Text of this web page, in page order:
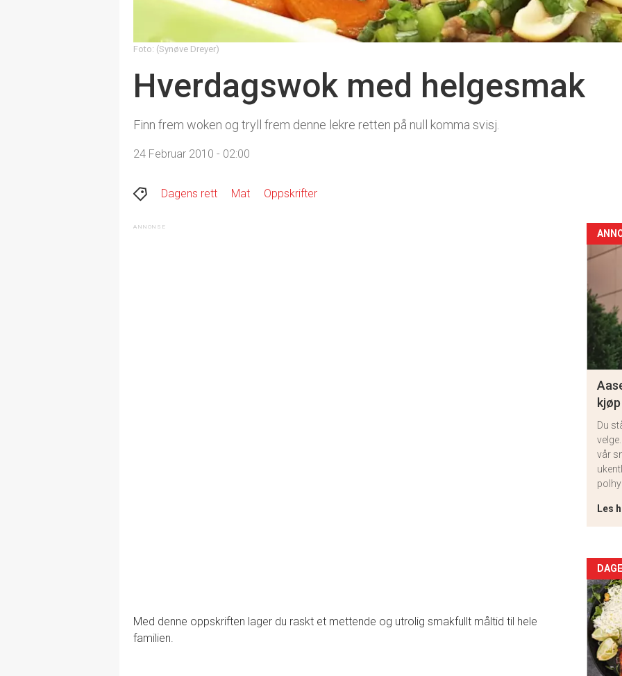
Foto: (Synøve Dreyer)
Hverdagswok med helgesmak
Finn frem woken og tryll frem denne lekre retten på null komma svisj.
24 Februar 2010 - 02:00
Dagens rett Mat Oppskrifter
Med denne oppskriften lager du raskt et mettende og utrolig smakfullt måltid til hele
familien.
Du
vår
Les
-